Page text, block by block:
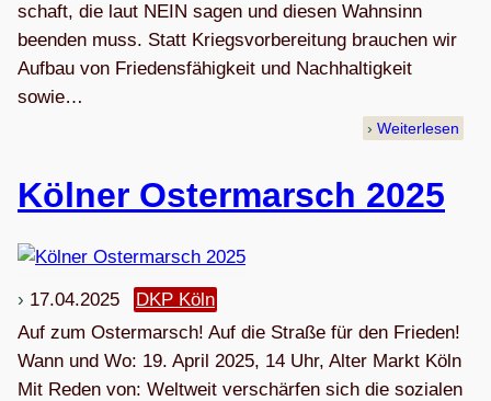
schaft, die laut NEIN sagen und die­sen Wahn­sinn
been­den muss. Statt Kriegs­vor­be­rei­tung brau­chen wir
Auf­bau von Frie­dens­fä­hig­keit und Nach­hal­tig­keit
sowie…
Weiterlesen
Köl­ner Oster­marsch 2025
17.04.2025
DKP Köln
Auf zum Oster­marsch! Auf die Straße für den Frieden!
Wann und Wo: 19. April 2025, 14 Uhr, Alter Markt Köln
Mit Reden von: Welt­weit ver­schär­fen sich die sozia­len